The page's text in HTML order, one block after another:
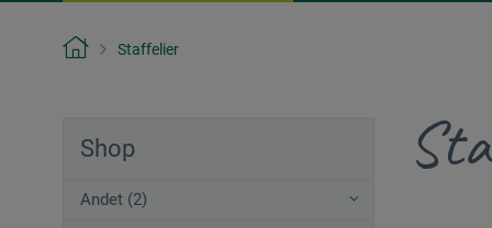
Staffelier
Shop
Andet (2)